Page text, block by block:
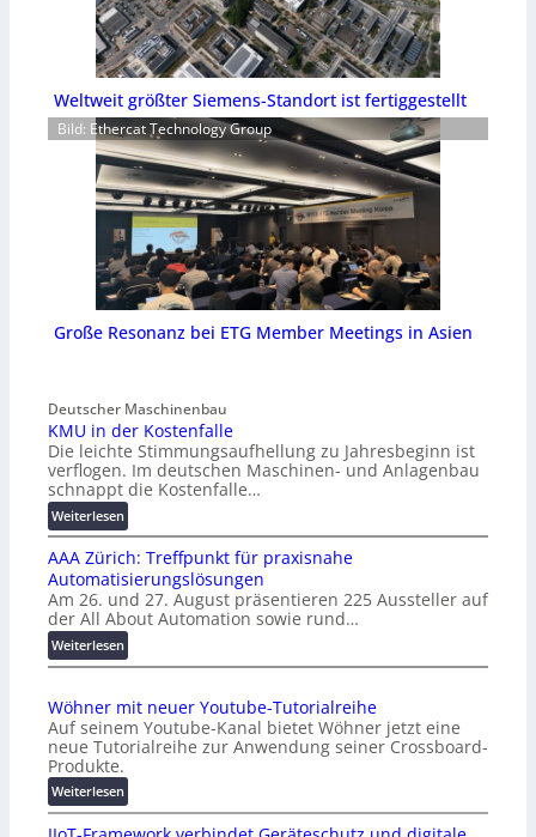
Weltweit größter Siemens-Standort ist fertiggestellt
Bild: Ethercat Technology Group
Große Resonanz bei ETG Member Meetings in Asien
Deutscher Maschinenbau
KMU in der Kostenfalle
Die leichte Stimmungsaufhellung zu Jahresbeginn ist
verflogen. Im deutschen Maschinen- und Anlagenbau
schnappt die Kostenfalle…
Weiterlesen:
K
M
U
i
n
d
e
K
o
s
e
n
AAA Zürich: Treffpunkt für praxisnahe
Automatisierungslösungen
Am 26. und 27. August präsentieren 225 Aussteller auf
der All About Automation sowie rund…
Weiterlesen:
A
A
Z
ü
i
c
Wöhner mit neuer Youtube-Tutorialreihe
Auf seinem Youtube-Kanal bietet Wöhner jetzt eine
neue Tutorialreihe zur Anwendung seiner Crossboard-
Produkte.
Weiterlesen:
W
ö